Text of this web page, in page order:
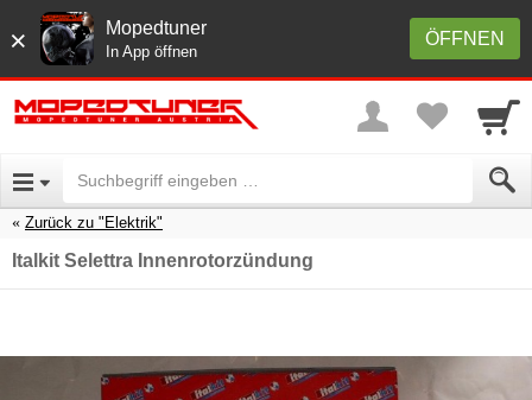
× ÖFFNEN
Mopedtuner
In App öffnen
Zurück zu "Elektrik"
Italkit Selettra Innenrotorzündung